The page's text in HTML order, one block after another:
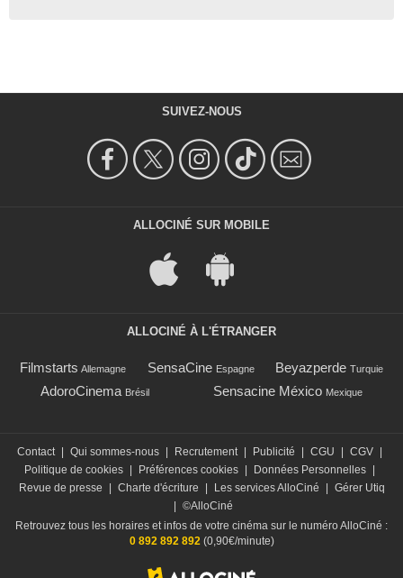
SUIVEZ-NOUS
ALLOCINÉ SUR MOBILE
ALLOCINÉ À L'ÉTRANGER
Filmstarts Allemagne SensaCine Espagne Beyazperde Turquie
AdoroCinema Brésil Sensacine México Mexique
Contact | Qui sommes-nous | Recrutement | Publicité | CGU | CGV |
Politique de cookies | Préférences cookies | Données Personnelles |
Revue de presse
| Charte d'écriture | Les services AlloCiné | Gérer Utiq
| ©AlloCiné
Retrouvez tous les horaires et infos de votre cinéma sur le numéro AlloCiné :
0 892 892 892 (0,90€/minute)